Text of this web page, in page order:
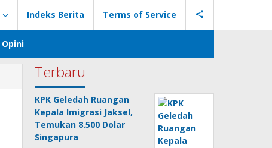
Indeks Berita Terms of Service
Opini
Terbaru
KPK Geledah Ruangan
Kepala Imigrasi Jaksel,
Temukan 8.500 Dolar
Singapura